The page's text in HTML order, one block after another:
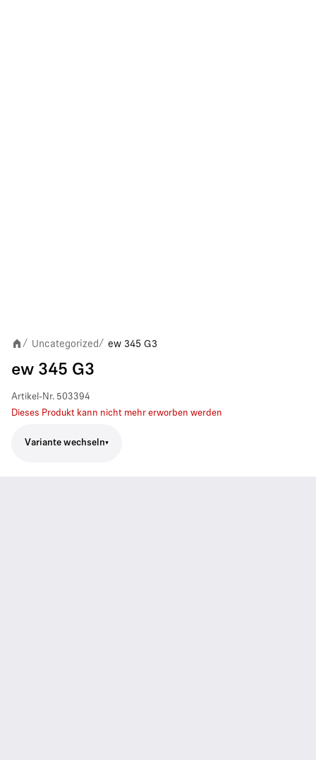
/ Uncategorized/ ew 345 G3
ew 345 G3
Artikel-Nr. 503394
Dieses Produkt kann nicht mehr erworben werden
Variante wechseln